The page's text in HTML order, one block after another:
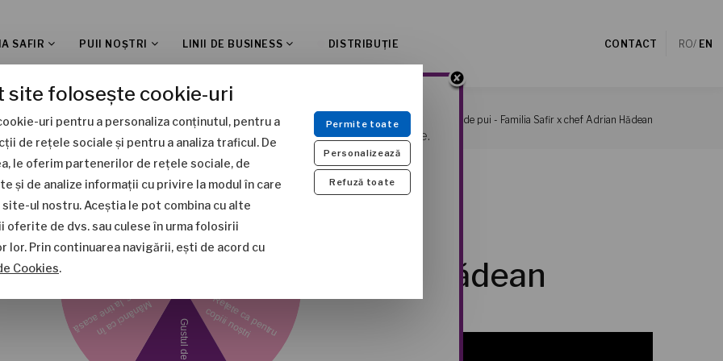
CONTACT RO/ EN
SAFIR PUII NOȘTRI LINII DE BUSINESS DISTRIBUȚIE
Acasă Rețetele Familia Safir Paté din ficat de pui - Familia Safir x chef Adrian Hădean
Familia Safir x chef Adrian Hădean
în comunitatea Familia Safir!
newsletter și învârte roata: primești rețete delicioase și surprize speciale.
site folosește cookie-uri
uri pentru a personaliza conținutul, pentru a
de rețele sociale și pentru a analiza traficul. De
le oferim partenerilor de rețele sociale, de
și de analize informații cu privire la modul în care
ul nostru. Aceștia le pot combina cu alte
oferite de dvs. sau culese în urma folosirii
lor. Prin continuarea navigării, ești de acord cu
Cookies.
Permite toate
Personalizează
Refuză toate